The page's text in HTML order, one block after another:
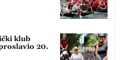
klub
20.